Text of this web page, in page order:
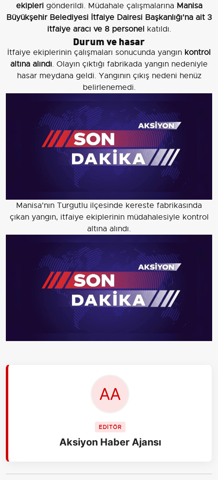
ekiplerigönderildi. Müdahale çalışmalarına Manisa
Büyükşehir Belediyesi İtfaiye Dairesi Başkanlığı'na ait 3
itfaiye aracı ve 8 personel katıldı.
Durum ve hasar
İtfaiye ekiplerinin çalışmaları sonucunda yangın kontrol
altına alındı. Olayın çıktığı fabrikada yangın nedeniyle
hasar meydana geldi. Yangının çıkış nedeni henüz
belirlenemedi.
Manisa'nın Turgutlu ilçesinde kereste fabrikasında
çıkan yangın, itfaiye ekiplerinin müdahalesiyle kontrol
altına alındı.
EDİTÖR
Aksiyon Haber Ajansı